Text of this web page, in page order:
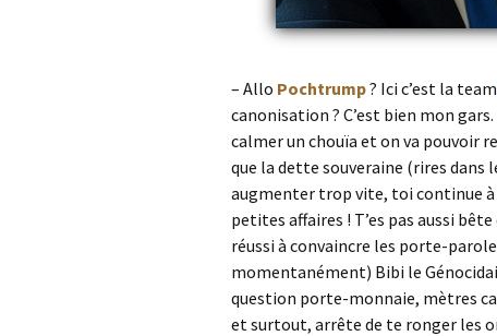
– Allo Pochtrump? Ici c’est la team
canonisation ? C’est bien mon
calmer un chouïa et on va pouvoir
que la dette souveraine (rires dans
augmenter trop vite, toi continue
petites affaires ! T’es pas aussi
réussi à convaincre les porte-
momentanément) Bibi le
question porte-monnaie, mètres
et surtout, arrête de te ronger les